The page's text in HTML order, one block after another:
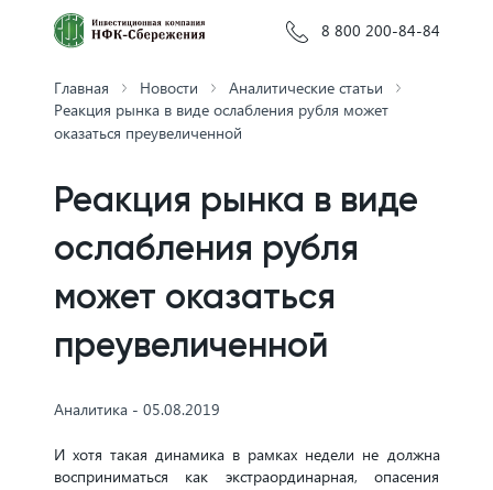
8 800 200-84-84
Главная Новости
Аналитические статьи
Реакция рынка в виде ослабления рубля может
оказаться преувеличенной
Реакция рынка в виде
ослабления рубля
может оказаться
преувеличенной
Аналитика - 05.08.2019
И хотя такая динамика в рамках недели не должна
восприниматься как экстраординарная, опасения